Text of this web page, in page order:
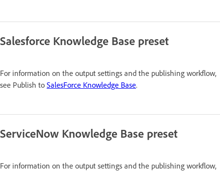
Salesforce Knowledge Base preset
For information on the output settings and the publishing workflow,
see Publish to SalesForce Knowledge Base.
ServiceNow Knowledge Base preset
For information on the output settings and the publishing workflow,